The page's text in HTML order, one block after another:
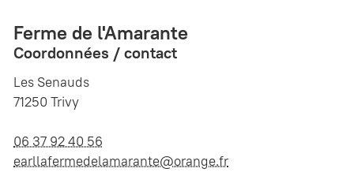
Ferme de l'Amarante
Coordonnées / contact
Les Senauds
71250 Trivy
06 37 92 40 56
earllafermedelamarante@orange.fr